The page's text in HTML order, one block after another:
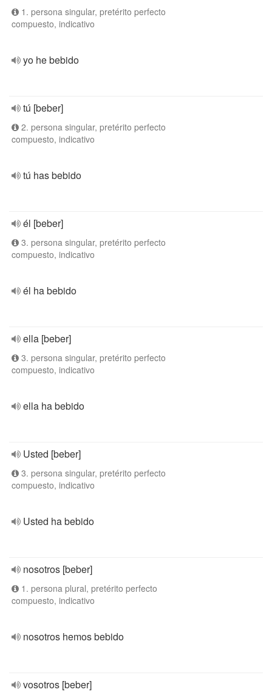
1. persona singular, pretérito perfecto
compuesto, indicativo
yo he bebido
tú [beber]
2. persona singular, pretérito perfecto
compuesto, indicativo
tú has bebido
él [beber]
3. persona singular, pretérito perfecto
compuesto, indicativo
él ha bebido
ella [beber]
3. persona singular, pretérito perfecto
compuesto, indicativo
ella ha bebido
Usted [beber]
3. persona singular, pretérito perfecto
compuesto, indicativo
Usted ha bebido
nosotros [beber]
1. persona plural, pretérito perfecto
compuesto, indicativo
nosotros hemos bebido
vosotros [beber]